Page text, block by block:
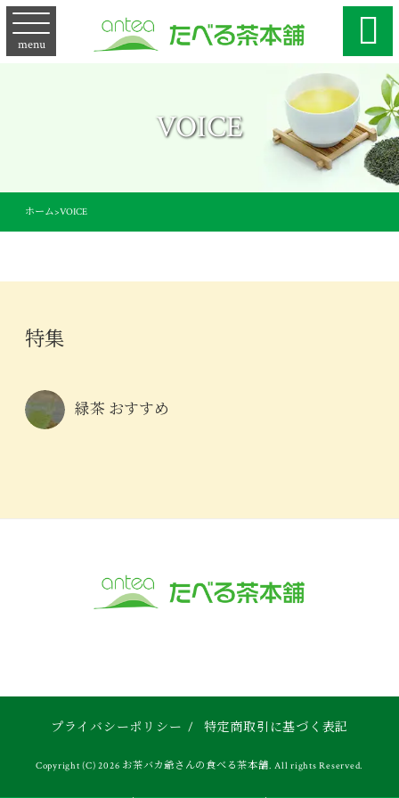
menu 
VOICE
ホーム>VOICE
特集
緑茶 おすすめ
プライバシーポリシー / 特定商取引に基づく表記
Copyright (C) 2026 お茶バカ爺さんの食べる茶本舗. All rights Reserved.